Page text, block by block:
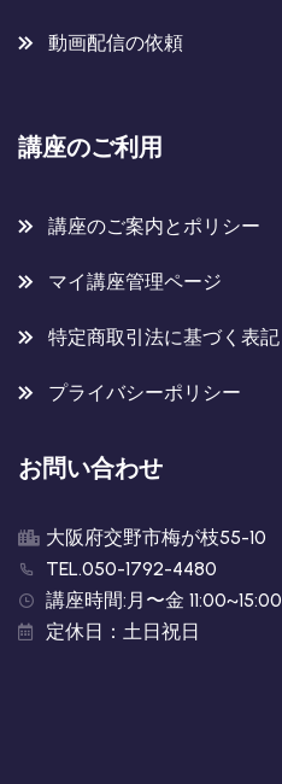
動画配信の依頼
講座のご利用
講座のご案内とポリシー
マイ講座管理ページ
特定商取引法に基づく表記
プライバシーポリシー
お問い合わせ
大阪府交野市梅が枝55-10
TEL.050-1792-4480
講座時間:月〜金 11:00~15:00
定休日：土日祝日